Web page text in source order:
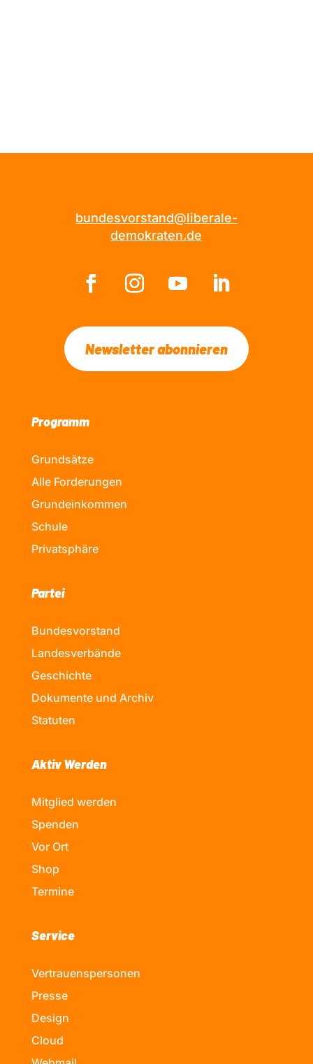
bundesvorstand@liberale-
demokraten.de
Newsletter abonnieren
Programm
Grundsätze
Alle Forderungen
Grundeinkommen
Schule
Privatsphäre
Partei
Bundesvorstand
Landesverbände
Geschichte
Dokumente und Archiv
Statuten
Aktiv Werden
Mitglied werden
Spenden
Vor Ort
Shop
Termine
Service
Vertrauenspersonen
Presse
Design
Cloud